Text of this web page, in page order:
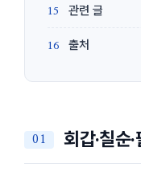
관련 글
출처
회갑·칠순